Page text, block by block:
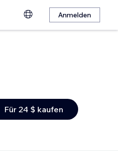
Anmelden
Für 24 $ kaufen